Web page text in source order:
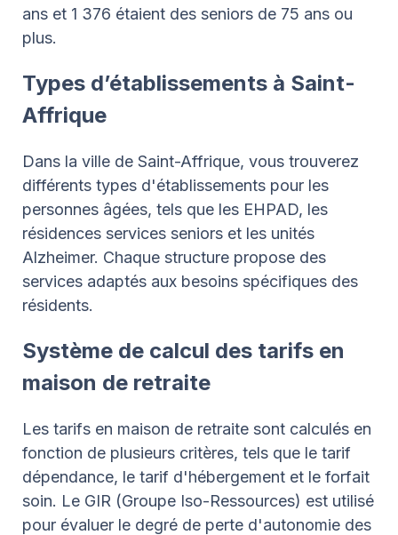
ans et 1 376 étaient des seniors de 75 ans ou
plus.
Types d’établissements à Saint-
Affrique
Dans la ville de Saint-Affrique, vous trouverez
différents types d'établissements pour les
personnes âgées, tels que les EHPAD, les
résidences services seniors et les unités
Alzheimer. Chaque structure propose des
services adaptés aux besoins spécifiques des
résidents.
Système de calcul des tarifs en
maison de retraite
Les tarifs en maison de retraite sont calculés en
fonction de plusieurs critères, tels que le tarif
dépendance, le tarif d'hébergement et le forfait
soin. Le GIR (Groupe Iso-Ressources) est utilisé
pour évaluer le degré de perte d'autonomie des